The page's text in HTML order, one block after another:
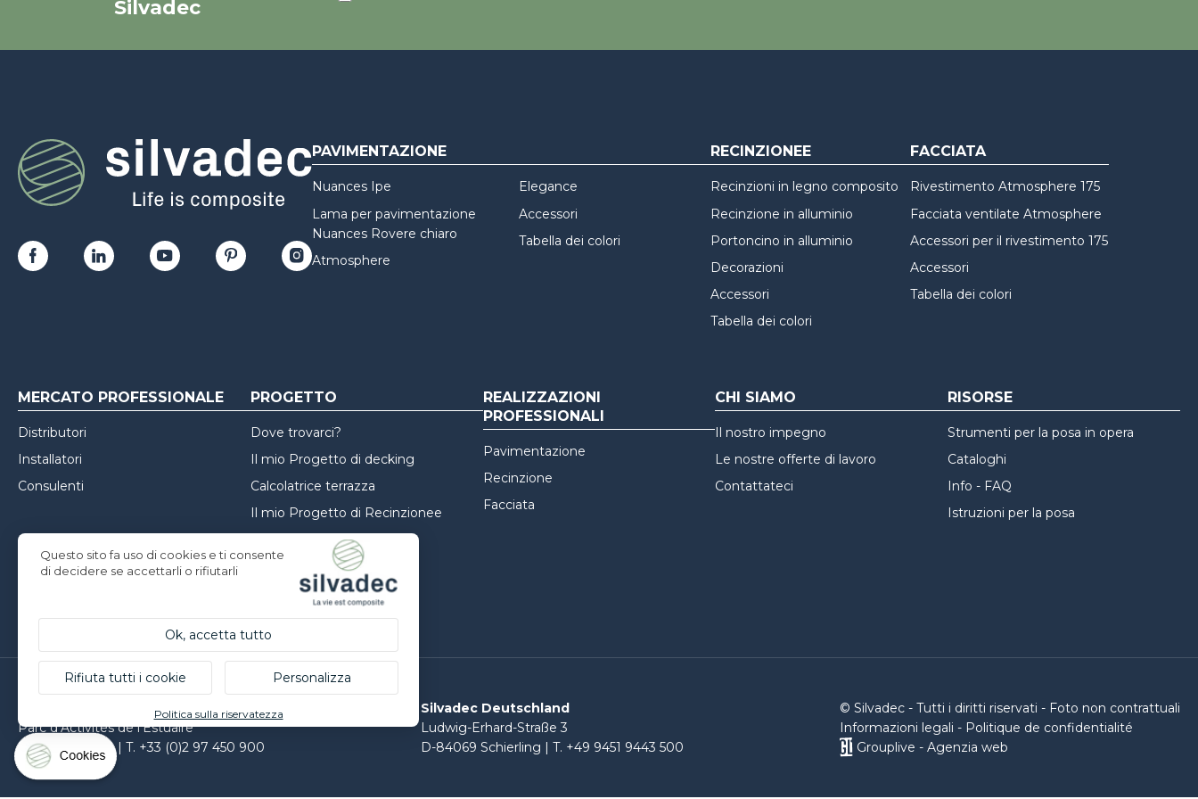
Silvadec
PAVIMENTAZIONE
Nuances Ipe
Lama per pavimentazione
Nuances Rovere chiaro
Atmosphere
Elegance
Accessori
Tabella dei colori
RECINZIONEE
Recinzioni in legno composito
Recinzione in alluminio
Portoncino in alluminio
Decorazioni
Accessori
Tabella dei colori
FACCIATA
Rivestimento Atmosphere 175
Facciata ventilate Atmosphere
Accessori per il rivestimento 175
Accessori
Tabella dei colori
MERCATO PROFESSIONALE
Distributori
Installatori
Consulenti
PROGETTO
Dove trovarci?
Il mio Progetto di decking
Calcolatrice terrazza
Il mio Progetto di Recinzionee
Il mio Progetto di Facciata
Consigli per l'installazione
REALIZZAZIONI
PROFESSIONALI
Pavimentazione
Recinzione
Facciata
CHI SIAMO
Il nostro impegno
Le nostre offerte di lavoro
Contattateci
RISORSE
Strumenti per la posa in opera
Cataloghi
Info - FAQ
Istruzioni per la posa
Parc d’Activités de l’Estuaire
F-56190 ARZAL | T. +33 (0)2 97 450 900
Silvadec Deutschland
Ludwig-Erhard-Straße 3
D-84069 Schierling | T. +49 9451 9443 500
© Silvadec - Tutti i diritti riservati - Foto non contrattuali
Informazioni legali - Politique de confidentialité
Grouplive - Agenzia web
Questo sito fa uso di cookies e ti consente
di decidere se accettarli o rifiutarli
Ok, accetta tutto
Rifiuta tutti i cookie Personalizza
Politica sulla riservatezza